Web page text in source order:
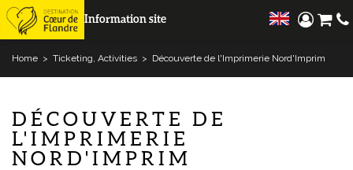
Information site
Home > Ticketing, Activities > Découverte de l'Imprimerie Nord'Imprim
DÉCOUVERTE DE
L'IMPRIMERIE
NORD'IMPRIM